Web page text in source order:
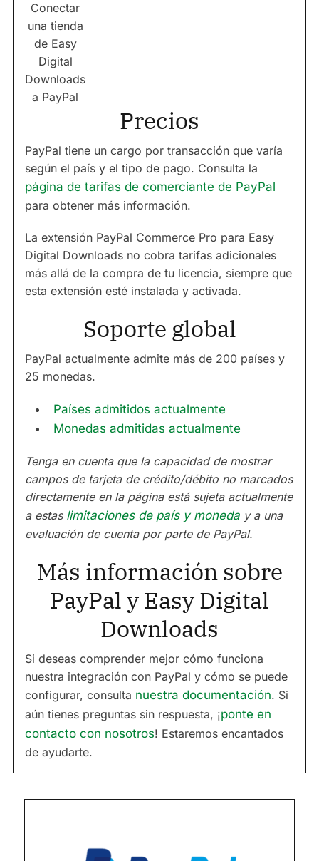
Conectar
una tienda
de Easy
Digital
Downloads
a PayPal
Precios
PayPal tiene un cargo por transacción que varía
según el país y el tipo de pago. Consulta la
página de tarifas de comerciante de PayPal
para obtener más información.
La extensión PayPal Commerce Pro para Easy
Digital Downloads no cobra tarifas adicionales
más allá de la compra de tu licencia, siempre que
esta extensión esté instalada y activada.
Soporte global
PayPal actualmente admite más de 200 países y
25 monedas.
Países admitidos actualmente
Monedas admitidas actualmente
Tenga en cuenta que la capacidad de mostrar
campos de tarjeta de crédito/débito no marcados
directamente en la página está sujeta actualmente
a estas limitaciones de país y moneda y a una
evaluación de cuenta por parte de PayPal.
Más información sobre
PayPal y Easy Digital
Downloads
Si deseas comprender mejor cómo funciona
nuestra integración con PayPal y cómo se puede
configurar, consulta nuestra documentación. Si
aún tienes preguntas sin respuesta, ¡ponte en
contacto con nosotros! Estaremos encantados
de ayudarte.